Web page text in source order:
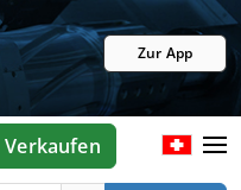
Zur App
Verkaufen